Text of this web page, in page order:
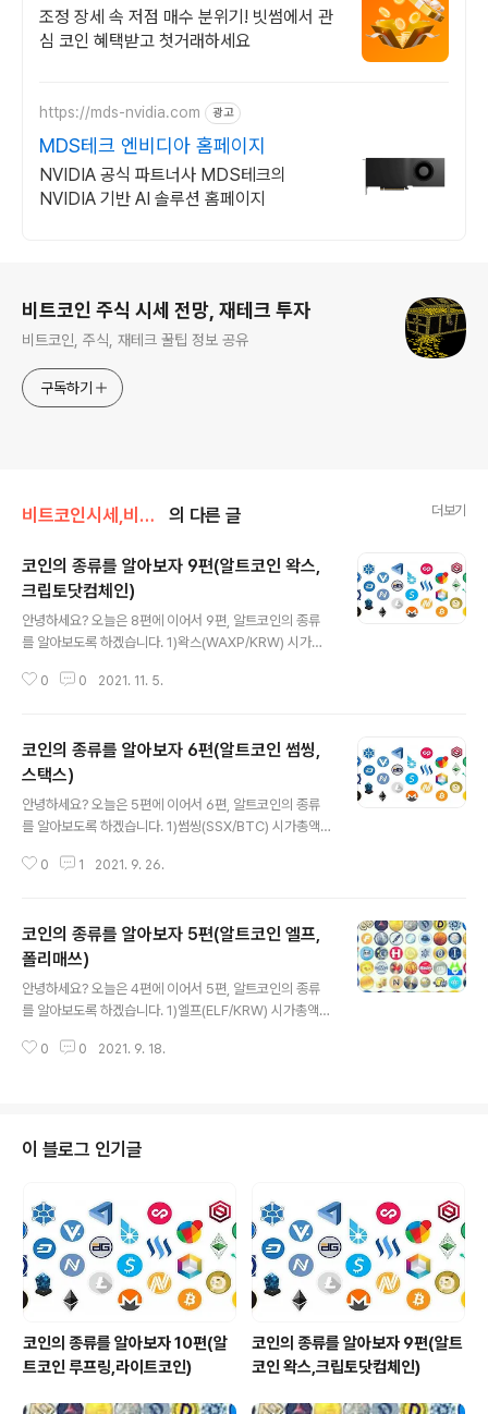
원 혜택
조정 장세 속 저점 매수 분위기! 빗썸에서 관
심 코인 혜택받고 첫거래하세요
https://mds-nvidia.com 광고
MDS테크 엔비디아 홈페이지
NVIDIA 공식 파트너사 MDS테크의
NVIDIA 기반 AI 솔루션 홈페이지
비트코인 주식 시세 전망, 재테크 투자
비트코인, 주식, 재테크 꿀팁 정보 공유
구독하기
비트코인시세,비트코인전망 의 다른 글 더보기
코인의 종류를 알아보자 9편(알트코인 왁스,
크립토닷컴체인)
안녕하세요? 오늘은 8편에 이어서 9편, 알트코인의 종류
를 알아보도록 하겠습니다. 1)왁스(WAXP/KRW) 시가총
12월29일입니다. WAX는 dApp, NFT 수집품 및 적립형
분산형 블록체인 솔루션이며 가상 상품 및 서비스의 전송
및 교환에 중점을 둡니다 WAXP는 WAX의 기본 유틸리티
토큰이며 다음 기능에 사용됩니다. 거래 수수료 : 이더리움
과 같이 운영에 가스비가 필요한 다른 블록체인과 마찬가
지로 WAX는 CPU, NET 및 RAM과 같은 "리소스"가 필
요합니다. 사용자와 dApp 개발자는 WAX 블록체인에서
0 0 2021. 11. 5.
코인의 종류를 알아보자 6편(알트코인 썸씽,
스택스)
안녕하세요? 오늘은 5편에 이어서 6편, 알트코인의 종류
를 알아보도록 하겠습니다. 1)썸씽(SSX/BTC) 시가총액
의 글로벌 모바일 노래방 앱입니다. 전 세계 누구든지 언제
자동으로 배포되기 때문에 사용자가 만든 컨텐츠에 대해
투명하게 보상을 받을 수 있는 잘 설계된 토큰 방식이 특징
입니다. 소셜 음악이 주류가 되어 가면서 음악은 이제 제작
자와 소비자 모두에게 더 쉽게 접근할 수 있게 되었습니다.
음악을 좋아하는 사람들은 이제 자신이 선택한 노래를 쉽
게 듣고, 공유하고, 만들 수 있게 되었습니다. 게다가 썸씽
0 1 2021. 9. 26.
코인의 종류를 알아보자 5편(알트코인 엘프,
폴리매쓰)
안녕하세요? 오늘은 4편에 이어서 5편, 알트코인의 종류
를 알아보도록 하겠습니다. 1)엘프(ELF/KRW) 시가총액은
한 맞춤형 운영체제입니다. 많은 분들이 이미 알고계시듯
습니다. 또한 이더리움은 기본적으로 앱 플랫폼인 스마트
계약을 통해 특정 분산형 앱을 구축하게끔 되어있습니다.
등과 같이강력한 운영 체제에는 여전히 미흡한 것이 현실
입니다. 현재 운영 체제는 분산형 앱을 효율적으로 실행할
수 없지만 현재 블록체인에도..
0 0 2021. 9. 18.
이 블로그 인기글
코인의 종류를 알아보자 10편(알
트코인 루프링,라이트코인)
코인의 종류를 알아보자 9편(알트
코인 왁스,크립토닷컴체인)